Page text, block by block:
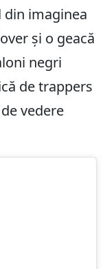
din imaginea
și o geacă
negri
de trappers
vedere